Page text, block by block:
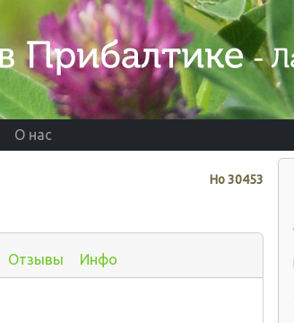
О нас
Нo30453
Отзывы Инфо